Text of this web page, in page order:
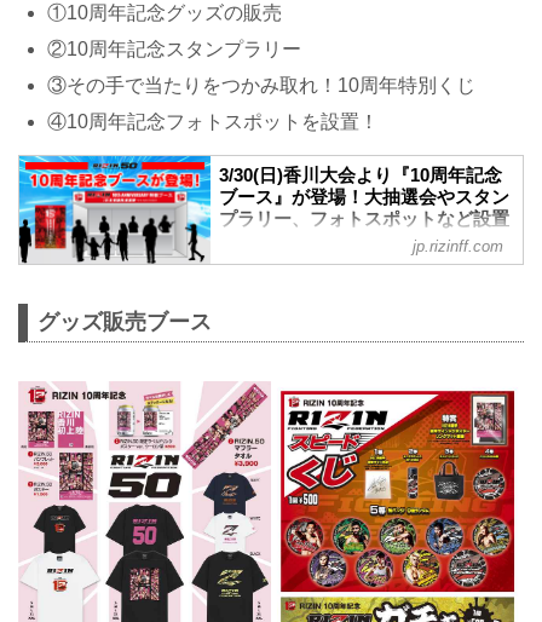
①10周年記念グッズの販売
②10周年記念スタンプラリー
③その手で当たりをつかみ取れ！10周年特別くじ
④10周年記念フォトスポットを設置！
3/30(日)香川大会より『10周年記念
ブース』が登場！大抽選会やスタン
プラリー、フォトスポットなど設置
- RIZIN FIGHTING FEDERATION
オフィシャルサイト
年・2025年は、3月30日（日）あなぶき
ら、大会会場に『10周年記念ブース』を
設置するぞ！
これまでRIZINを応援してくださった皆様
への謝恩も込めて、より多くの皆様が楽
しんでいただける企画をご用意！
会場にお越しの際は是非『10周年記念ブ
ース』に立ち寄ろう！
10周年 コンセプト
格闘技が⼤好きだ！
WE ARE RIZIN ~10th Anniversary~...
jp.rizinff.com
グッズ販売ブース